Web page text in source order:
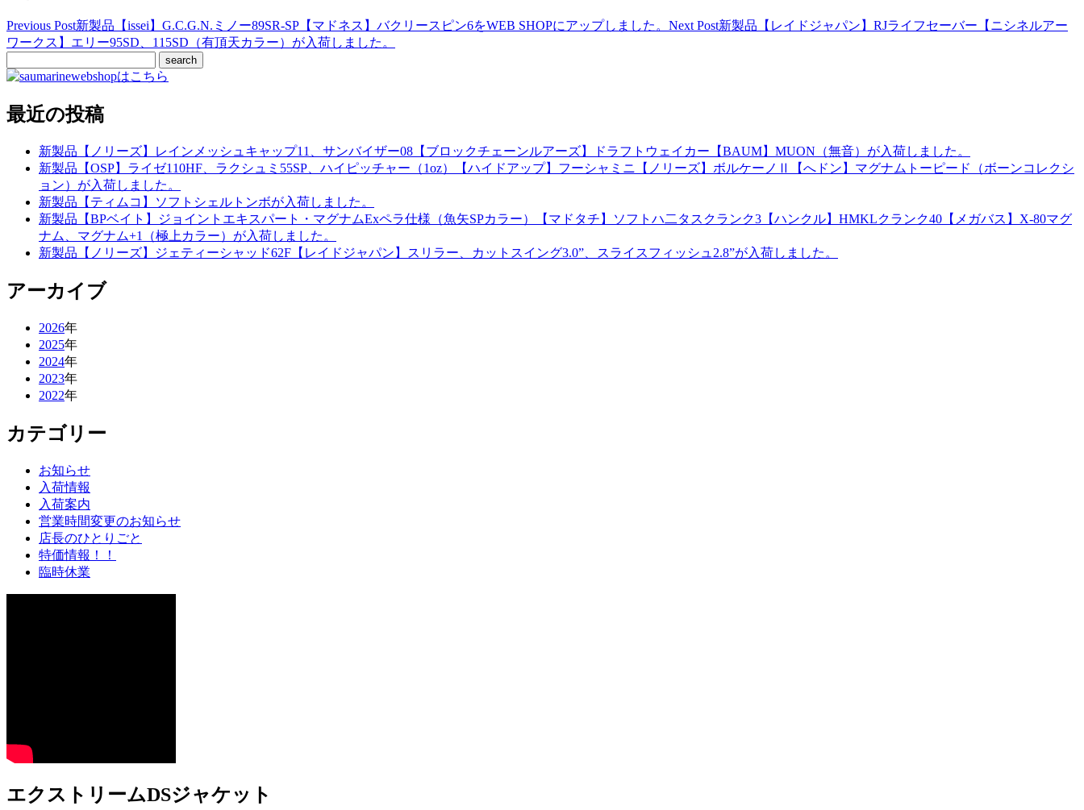
Previous Post新製品【issei】G.C.G.N.ミノー89SR-SP【マドネス】バクリースピン6をWEB SHOPにアップしました。 Next Post新製品【レイドジャパン】RJライフセーバー【ニシネルアー
ワークス】エリー95SD、115SD（有頂天カラー）が入荷しました。
最近の投稿
新製品【ノリーズ】レインメッシュキャップ11、サンバイザー08【ブロックチェーンルアーズ】ドラフトウェイカー【BAUM】MUON（無音）が入荷しました。
新製品【OSP】ライゼ110HF、ラクシュミ55SP、ハイピッチャー（1oz）【ハイドアップ】フーシャミニ【ノリーズ】ボルケーノⅡ【へドン】マグナムトーピード（ボーンコレクシ
ョン）が入荷しました。
新製品【ティムコ】ソフトシェルトンボが入荷しました。
新製品【BPベイト】ジョイントエキスパート・マグナムExペラ仕様（魚矢SPカラー）【マドタチ】ソフトハ二タスクランク3【ハンクル】HMKLクランク40【メガバス】X-80マグ
ナム、マグナム+1（極上カラー）が入荷しました。
新製品【ノリーズ】ジェティーシャッド62F【レイドジャパン】スリラー、カットスイング3.0”、スライスフィッシュ2.8”が入荷しました。
アーカイブ
2026年
2025年
2024年
2023年
2022年
カテゴリー
お知らせ
入荷情報
入荷案内
営業時間変更のお知らせ
店長のひとりごと
特価情報！！
臨時休業
エクストリームDSジャケット